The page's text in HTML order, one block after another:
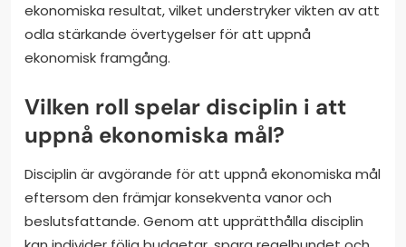
ekonomiska resultat, vilket understryker vikten av att
odla stärkande övertygelser för att uppnå
ekonomisk framgång.
Vilken roll spelar disciplin i att
uppnå ekonomiska mål?
Disciplin är avgörande för att uppnå ekonomiska mål
eftersom den främjar konsekventa vanor och
beslutsfattande. Genom att upprätthålla disciplin